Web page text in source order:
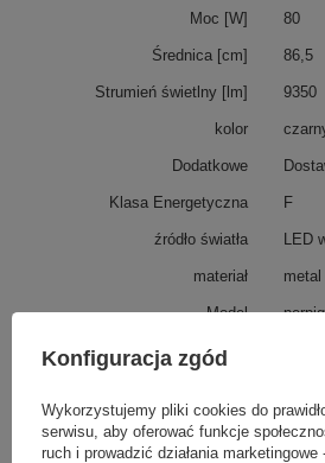
Dodaj jasność i wygodę
Oprócz swojego pięknego wyglądu,
PERPIGNON zapewnia jasne i
Twoim pomieszczeniu. Dodaj ją do
dekoracyjnej już dziś i ciesz się jej
Moc [W] 80
Średnica [cm] 86,5
Strumień świetlny [lm] 9350
kolor
Dodatkowe
Klasa Energetyczna F
źródło światła LED
materiał
Model
Dane techniczne
Waga (kg) 8,5
ip
Konfiguracja zgód
Wykorzystujemy pliki cookies do
serwisu, aby oferować funkcje
ruch i prowadzić działania marketingowe